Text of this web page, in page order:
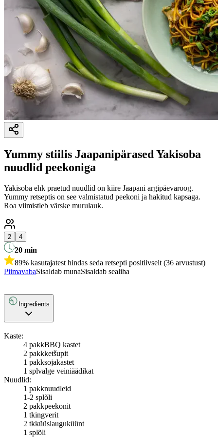
Yummy stiilis Jaapanipärased Yakisoba
nuudlid peekoniga
Yakisoba ehk praetud nuudlid on kiire Jaapani argipäevaroog.
Yummy retseptis on see valmistatud peekoni ja hakitud kapsaga.
Roa viimistleb värske murulauk.
2 4
20 min
89% kasutajatest hindas seda retsepti positiivselt (36 arvustust)
PiimavabaSisaldab munaSisaldab sealiha
Ingredients
Kaste:
4 pakkBBQ kastet
2 pakkketšupit
1 pakksojakastet
1 splvalge veiniäädikat
Nuudlid:
1 pakknuudleid
1-2 splõli
2 pakkpeekonit
1 tkingverit
2 tkküüslauguküünt
1 splõli